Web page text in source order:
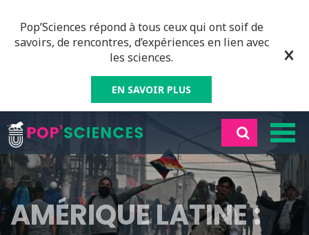
Pop’Sciences répond à tous ceux qui ont soif de
savoirs, de rencontres, d’expériences en lien avec
les sciences.
EN SAVOIR PLUS
AMÉRIQUE LATINE :